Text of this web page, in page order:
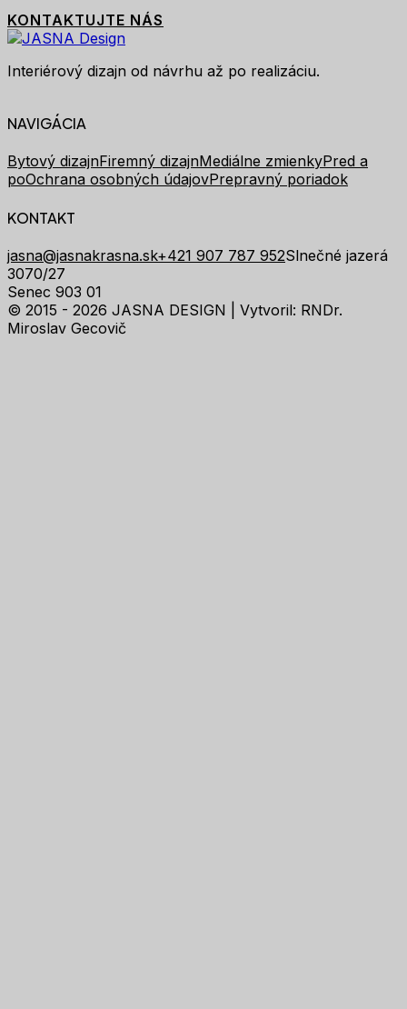
KONTAKTUJTE NÁS
Interiérový dizajn od návrhu až po realizáciu.
NAVIGÁCIA
Bytový dizajnFiremný dizajnMediálne zmienkyPred a
poOchrana osobných údajovPrepravný poriadok
KONTAKT
jasna@jasnakrasna.sk+421 907 787 952Slnečné jazerá
3070/27
Senec 903 01
© 2015 - 2026 JASNA DESIGN | Vytvoril: RNDr.
Miroslav Gecovič